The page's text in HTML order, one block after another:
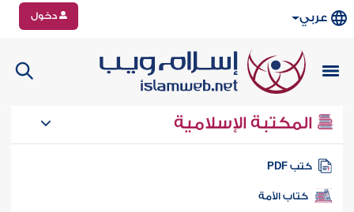
عربي دخول
المكتبة الإسلامية
كتب PDF